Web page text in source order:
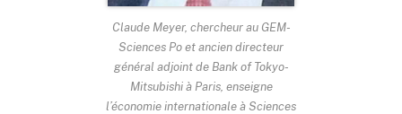
Claude Meyer, chercheur au GEM-
Sciences Po et ancien directeur
général adjoint de Bank of Tokyo-
Mitsubishi à Paris, enseigne
l’économie internationale à Sciences